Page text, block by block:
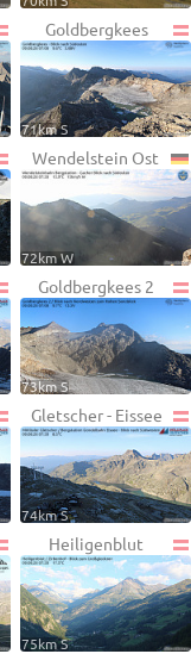
Goldbergkees
71km S
Wendelstein Ost
72km W
Goldbergkees 2
73km S
Gletscher - Eissee
74km S
Heiligenblut
75km S